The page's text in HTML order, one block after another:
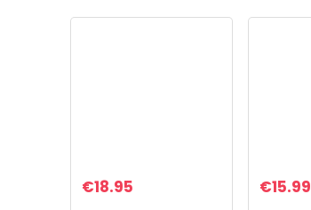
€18.95 €15.99